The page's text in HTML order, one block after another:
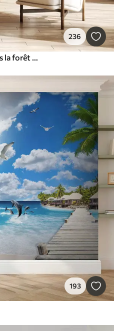
236
Papiers peints Perroquets dans la forêt tropicale
193